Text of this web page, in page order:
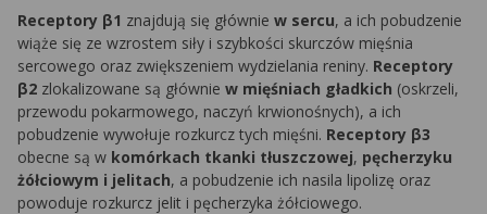
Receptory β1 znajdują się głównie w sercu, a ich pobudzenie
wiąże się ze wzrostem siły i szybkości skurczów mięśnia
sercowego oraz zwiększeniem wydzielania reniny. Receptory
β2 zlokalizowane są głównie w mięśniach gładkich (oskrzeli,
przewodu pokarmowego, naczyń krwionośnych), a ich
pobudzenie wywołuje rozkurcz tych mięśni. Receptory β3
obecne są w komórkach tkanki tłuszczowej, pęcherzyku
żółciowym i jelitach, a pobudzenie ich nasila lipolizę oraz
powoduje rozkurcz jelit i pęcherzyka żółciowego.